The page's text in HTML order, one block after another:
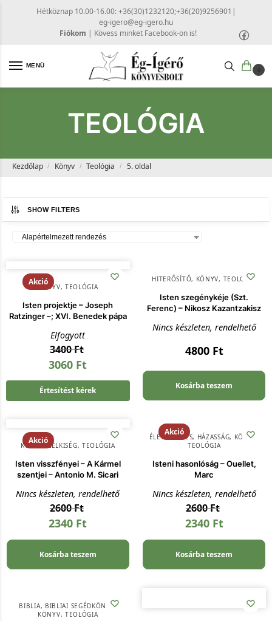
Hétköznap 10.00-16.00: +36(30)1232120;+36(20)9256901 |
eg-igero@eg-igero.hu
Fiókom | Kövess minket Facebook-on is!
MENÜ
0
TEOLÓGIA
Kezdőlap / Könyv / Teológia / 5. oldal
SHOW FILTERS
AkcióKÖNYV, TEOLÓGIA
Isten projektje – Joseph
Ratzinger –; XVI. Benedek pápa
Elfogyott
3400Ft
3060 Ft
Értesítést kérek
HITERŐSÍTŐ, KÖNYV, TEOLÓGIA
Isten szegénykéje (Szt.
Ferenc) – Nikosz Kazantzakisz
Nincs készleten, rendelhető
4800 Ft
Kosárba teszem
Akció
KÖNYV, LELKISÉG, TEOLÓGIA
Isten visszfényei – A Kármel
szentjei – Antonio M. Sicari
Nincs készleten, rendelhető
2600Ft
2340 Ft
Kosárba teszem
Akció
ÉLETVEZETÉS, HÁZASSÁG, KÖNYV
TEOLÓGIA
Isteni hasonlóság – Ouellet,
Marc
Nincs készleten, rendelhető
2600Ft
2340 Ft
Kosárba teszem
BIBLIA, BIBLIAI SEGÉDKÖNYV,
KÖNYV, TEOLÓGIA